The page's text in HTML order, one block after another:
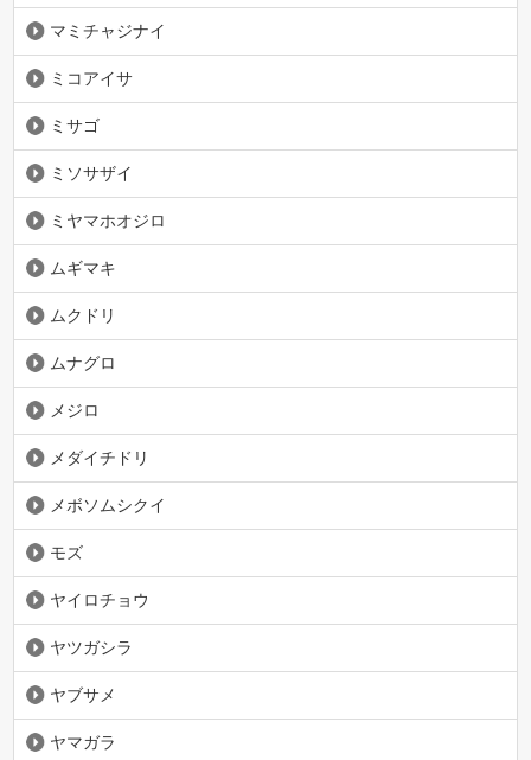
マミチャジナイ
ミコアイサ
ミサゴ
ミソサザイ
ミヤマホオジロ
ムギマキ
ムクドリ
ムナグロ
メジロ
メダイチドリ
メボソムシクイ
モズ
ヤイロチョウ
ヤツガシラ
ヤブサメ
ヤマガラ